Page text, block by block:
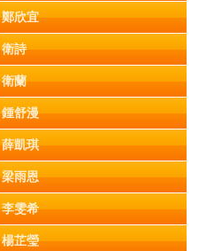
鄭欣宜
衛詩
衛蘭
鍾舒漫
薛凱琪
梁雨恩
李雯希
楊芷瑩